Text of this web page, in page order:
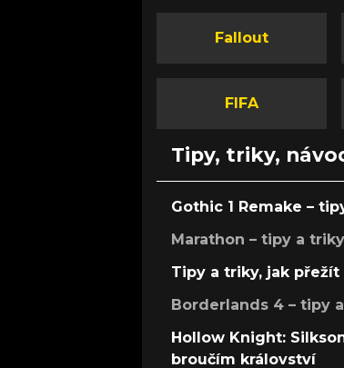
Fallout
FIFA
Tipy, triky,
Gothic 1 Remake –
Marathon – tipy a
Tipy a triky, jak
Borderlands 4 – tipy
Hollow Knight:
broučím království